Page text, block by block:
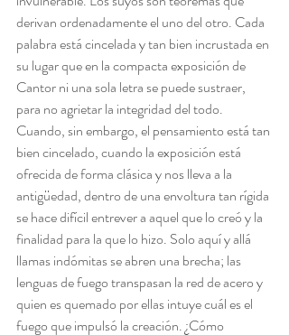
derivan ordenadamente el uno del otro. Cada
palabra está cincelada y tan bien incrustada en
su lugar que en la compacta exposición de
Cantor ni una sola letra se puede sustraer,
para no agrietar la integridad del todo.
Cuando, sin embargo, el pensamiento está tan
bien cincelado, cuando la exposición está
ofrecida de forma clásica y nos lleva a la
antigüedad, dentro de una envoltura tan rígida
se hace difícil entrever a aquel que lo creó y la
finalidad para la que lo hizo. Solo aquí y allá
llamas indómitas se abren una brecha; las
lenguas de fuego transpasan la red de acero y
quien es quemado por ellas intuye cuál es el
fuego que impulsó la creación. ¿Cómo